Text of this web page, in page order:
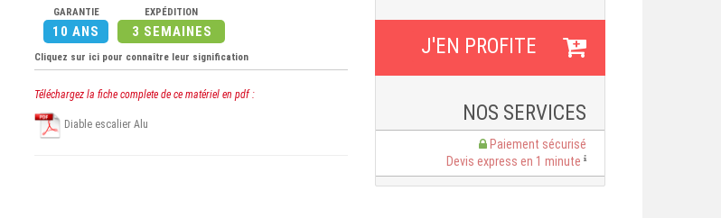
GARANTIE
10 ANS
EXPÉDITION
3 SEMAINES
Cliquez sur ici pour connaître leur signification
Téléchargez la fiche complete de ce matériel en pdf :
Diable escalier Alu NOS SERVICES
Paiement sécurisé
Devis express en 1 minute